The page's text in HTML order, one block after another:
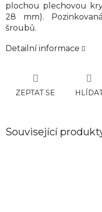
plochou plechovou
28 mm).
šroubů.
Detailní informace
ZEPTAT SE
Související